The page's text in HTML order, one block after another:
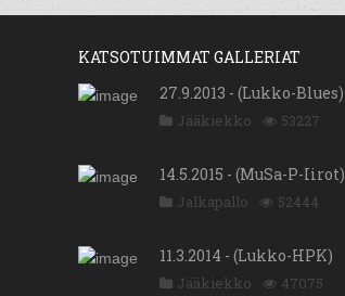
KATSOTUIMMAT GALLERIAT
27.9.2013 - (Lukko-Blues)
Jääkiekko 53227
14.5.2015 - (MuSa-P-Iirot)
Jalkapallo 52444
11.3.2014 - (Lukko-HPK)
Jääkiekko 47075